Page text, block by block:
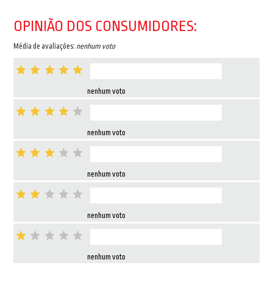
OPINIÃO DOS CONSUMIDORES:
Média de avaliações: nenhum voto
nenhum voto
nenhum voto
nenhum voto
nenhum voto
nenhum voto